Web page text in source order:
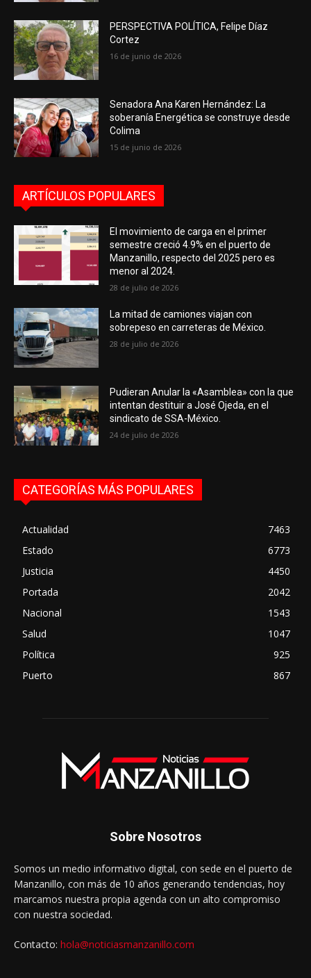
PERSPECTIVA POLÍTICA, Felipe Díaz
Cortez
16 de junio de 2026
Senadora Ana Karen Hernández: La
soberanía Energética se construye desde
Colima
15 de junio de 2026
ARTÍCULOS POPULARES
El movimiento de carga en el primer
semestre creció 4.9% en el puerto de
Manzanillo, respecto del 2025 pero es
menor al 2024.
28 de julio de 2026
La mitad de camiones viajan con
sobrepeso en carreteras de México.
28 de julio de 2026
Pudieran Anular la «Asamblea» con la que
intentan destituir a José Ojeda, en el
sindicato de SSA-México.
24 de julio de 2026
CATEGORÍAS MÁS POPULARES
Actualidad
7463
Estado
6773
Justicia
4450
Portada
2042
Nacional
1543
Salud
1047
Política
925
Puerto
867
Sobre Nosotros
Somos un medio informativo digital, con sede en el puerto de
Manzanillo, con más de 10 años generando tendencias, hoy
marcamos nuestra propia agenda con un alto compromiso
con nuestra sociedad.
Contacto: hola@noticiasmanzanillo.com